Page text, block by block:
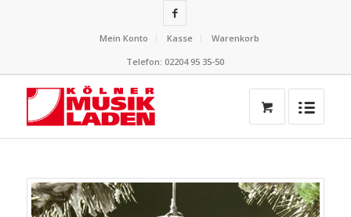
Mein Konto Kasse
Warenkorb
Telefon: 02204 95 35-50